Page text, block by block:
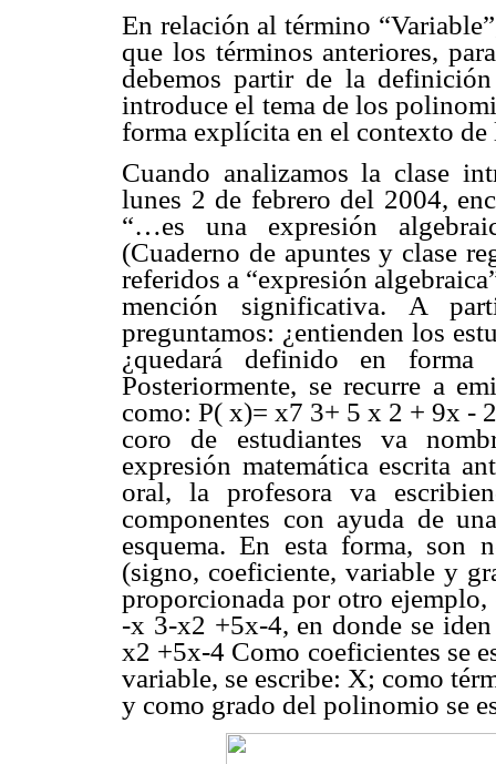
En relación al término
que los términos anteriores,
debemos partir de la
introduce el tema de los
forma explícita en el contexto de
Cuando analizamos la clase
lunes 2 de febrero del 2004,
“…es una expresión
(Cuaderno de apuntes y clase
referidos a “expresión
mención significativa. A
preguntamos: ¿entienden los
¿quedará definido en forma
Posteriormente, se recurre a
como: P( x)= x7 3+ 5 x 2 + 9x -
coro de estudiantes va
expresión matemática escrita
oral, la profesora va
componentes con ayuda de
esquema. En esta forma, son
(signo, coeficiente, variable y
proporcionada por otro
-x 3-x2 +5x-4, en donde se
x2 +5x-4 Como coeficientes se
variable, se escribe: X; como
y como grado del polinomio se